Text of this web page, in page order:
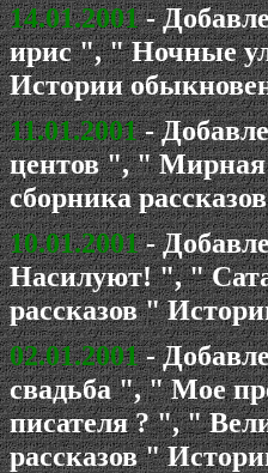
14.01.2001-
ирис ", " Ночные
Истории
11.01.2001-
центов ", " Мирная
сборника
10.01.2001-
Насилуют! ", "
рассказов "
02.01.2001-
свадьба ", " Мое
писателя ? ", "
рассказов "